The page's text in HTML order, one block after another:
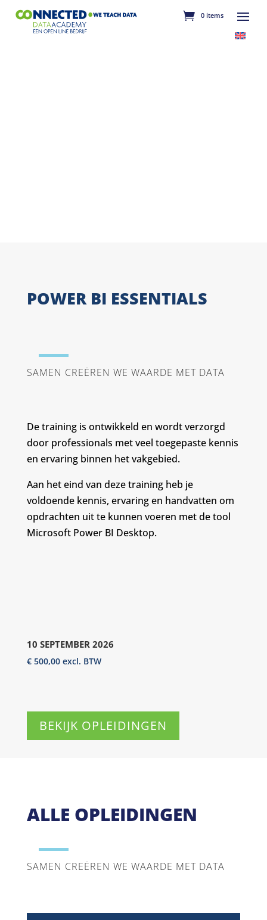
0 items
POWER BI ESSENTIALS
SAMEN CREËREN WE WAARDE MET DATA
De training is ontwikkeld en wordt verzorgd
door professionals met veel toegepaste kennis
en ervaring binnen het vakgebied.
Aan het eind van deze training heb je
voldoende kennis, ervaring en handvatten om
opdrachten uit te kunnen voeren met de tool
Microsoft Power BI Desktop.
10 SEPTEMBER 2026
€500,00 excl. BTW
BEKIJK OPLEIDINGEN
ALLE OPLEIDINGEN
SAMEN CREËREN WE WAARDE MET DATA